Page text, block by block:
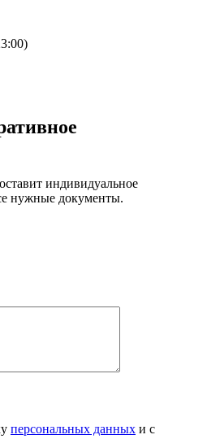
индивидуальное
нужные документы.
персональных данных и с